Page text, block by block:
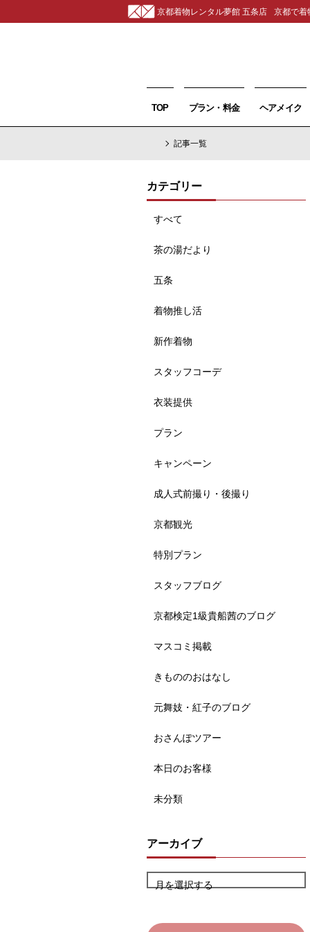
京都着物レンタル夢館 五条店 京都で着
TOP プラン・料金 ヘアメイク
記事一覧
カテゴリー
すべて
茶の湯だより
五条
着物推し活
新作着物
スタッフコーデ
衣装提供
プラン
キャンペーン
成人式前撮り・後撮り
京都観光
特別プラン
スタッフブログ
京都検定1級貴船茜のブログ
マスコミ掲載
きもののおはなし
元舞妓・紅子のブログ
おさんぽツアー
本日のお客様
未分類
アーカイブ
月を選択する